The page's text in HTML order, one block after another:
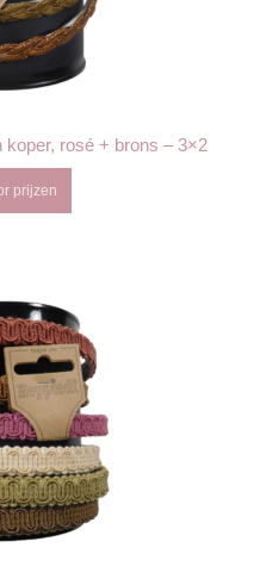
koper, rosé + brons – 3×2
prijzen